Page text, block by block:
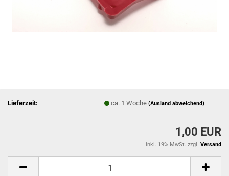
Lieferzeit: ca. 1 Woche(Ausland abweichend)
1,00 EUR
inkl. 19% MwSt. zzgl. Versand